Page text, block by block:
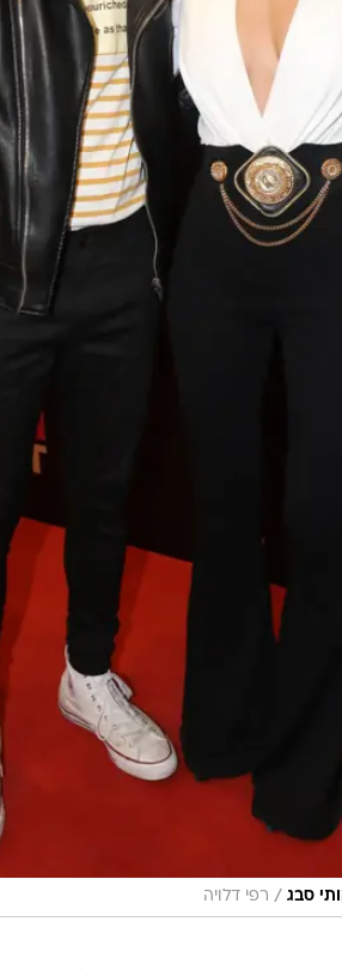
סבג / רפי דלויה